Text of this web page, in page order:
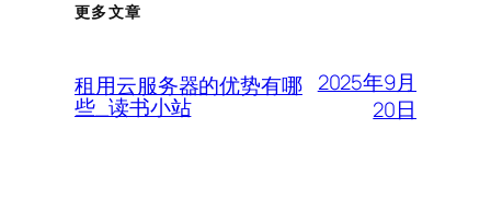
更多文章
租用云服务器的优势有哪
些_读书小站
2025年9月
20日